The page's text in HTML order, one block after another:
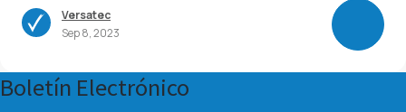
Versatec
Sep 8, 2023
Boletín Electrónico